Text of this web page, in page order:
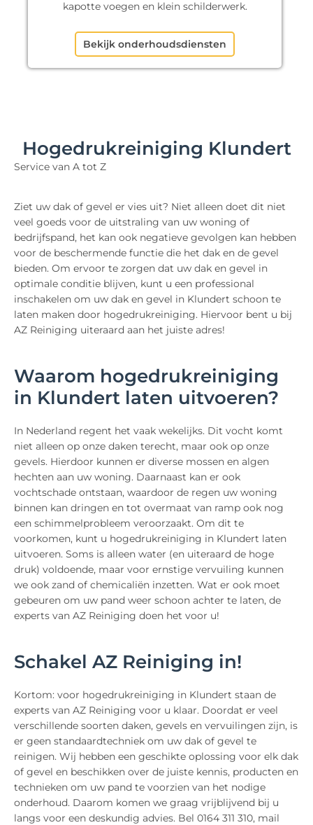
kapotte voegen en klein schilderwerk.
Bekijk onderhoudsdiensten
Hogedrukreiniging Klundert
Service van A tot Z
Ziet uw dak of gevel er vies uit? Niet alleen doet dit niet
veel goeds voor de uitstraling van uw woning of
bedrijfspand, het kan ook negatieve gevolgen kan hebben
voor de beschermende functie die het dak en de gevel
bieden. Om ervoor te zorgen dat uw dak en gevel in
optimale conditie blijven, kunt u een professional
inschakelen om uw dak en gevel in Klundert schoon te
laten maken door hogedrukreiniging. Hiervoor bent u bij
AZ Reiniging uiteraard aan het juiste adres!
Waarom hogedrukreiniging
in Klundert laten uitvoeren?
In Nederland regent het vaak wekelijks. Dit vocht komt
niet alleen op onze daken terecht, maar ook op onze
gevels. Hierdoor kunnen er diverse mossen en algen
hechten aan uw woning. Daarnaast kan er ook
vochtschade ontstaan, waardoor de regen uw woning
binnen kan dringen en tot overmaat van ramp ook nog
een schimmelprobleem veroorzaakt. Om dit te
voorkomen, kunt u hogedrukreiniging in Klundert laten
uitvoeren. Soms is alleen water (en uiteraard de hoge
druk) voldoende, maar voor ernstige vervuiling kunnen
we ook zand of chemicaliën inzetten. Wat er ook moet
gebeuren om uw pand weer schoon achter te laten, de
experts van AZ Reiniging doen het voor u!
Schakel AZ Reiniging in!
Kortom: voor hogedrukreiniging in Klundert staan de
experts van AZ Reiniging voor u klaar. Doordat er veel
verschillende soorten daken, gevels en vervuilingen zijn, is
er geen standaardtechniek om uw dak of gevel te
reinigen. Wij hebben een geschikte oplossing voor elk dak
of gevel en beschikken over de juiste kennis, producten en
technieken om uw pand te voorzien van het nodige
onderhoud. Daarom komen we graag vrijblijvend bij u
langs voor een deskundig advies. Bel 0164 311 310, mail